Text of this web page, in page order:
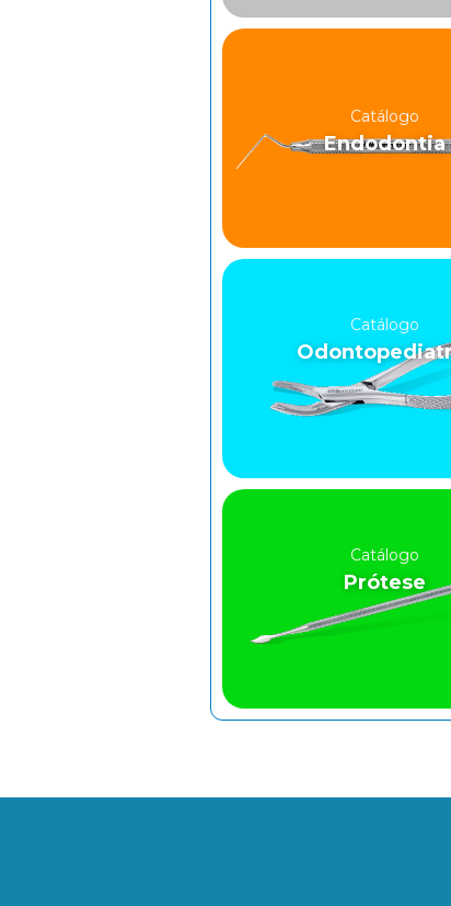
Catálogo
Endodontia
Catálogo
Catálogo
Prótese